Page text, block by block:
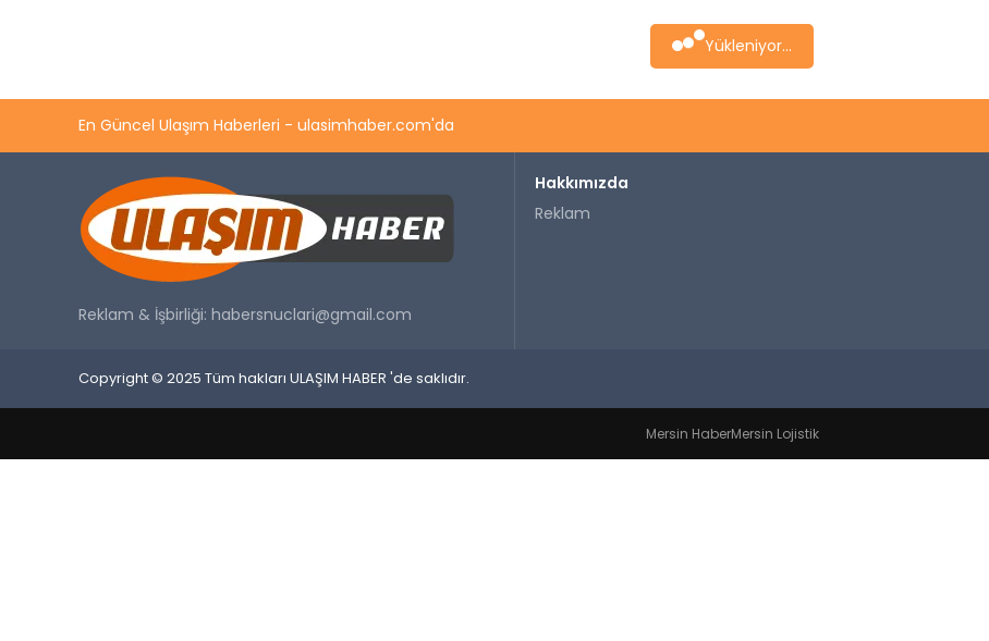
Yükleniyor...
En Güncel Ulaşım Haberleri - ulasimhaber.com'da
Reklam & İşbirliği: habersnuclari@gmail.com
Hakkımızda
Reklam
Copyright © 2025 Tüm hakları ULAŞIM HABER 'de saklıdır.
Mersin HaberMersin Lojistik